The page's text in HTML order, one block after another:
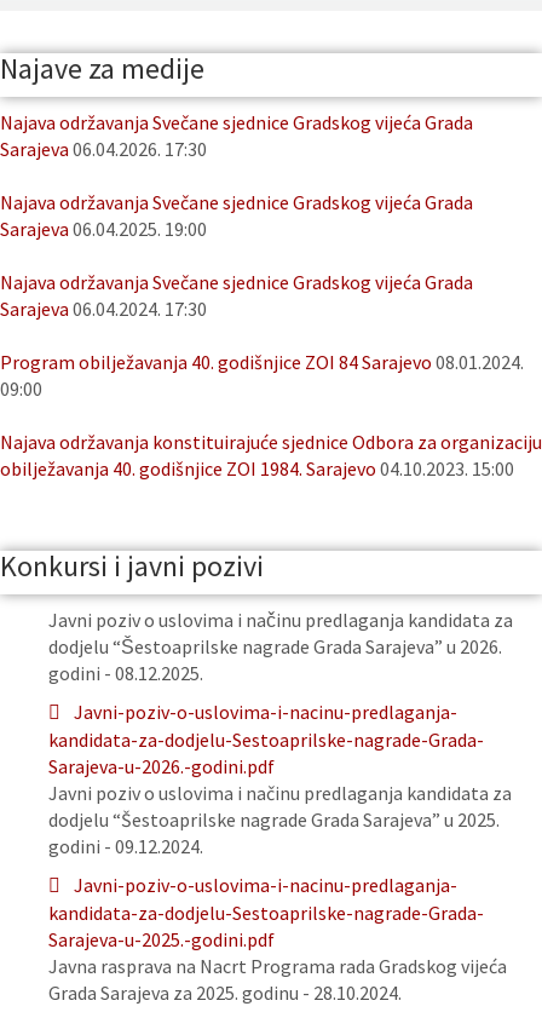
Najave za medije
Najava održavanja Svečane sjednice Gradskog vijeća Grada
Sarajeva 06.04.2026. 17:30
Najava održavanja Svečane sjednice Gradskog vijeća Grada
Sarajeva 06.04.2025. 19:00
Najava održavanja Svečane sjednice Gradskog vijeća Grada
Sarajeva 06.04.2024. 17:30
Program obilježavanja 40. godišnjice ZOI 84 Sarajevo 08.01.2024.
09:00
Najava održavanja konstituirajuće sjednice Odbora za organizaciju
obilježavanja 40. godišnjice ZOI 1984. Sarajevo 04.10.2023. 15:00
Konkursi i javni pozivi
Javni poziv o uslovima i načinu predlaganja kandidata za
dodjelu “Šestoaprilske nagrade Grada Sarajeva” u 2026.
godini - 08.12.2025.
Javni-poziv-o-uslovima-i-nacinu-predlaganja-
kandidata-za-dodjelu-Sestoaprilske-nagrade-Grada-
Sarajeva-u-2026.-godini.pdf
Javni poziv o uslovima i načinu predlaganja kandidata za
dodjelu “Šestoaprilske nagrade Grada Sarajeva” u 2025.
godini - 09.12.2024.
Javni-poziv-o-uslovima-i-nacinu-predlaganja-
kandidata-za-dodjelu-Sestoaprilske-nagrade-Grada-
Sarajeva-u-2025.-godini.pdf
Javna rasprava na Nacrt Programa rada Gradskog vijeća
Grada Sarajeva za 2025. godinu - 28.10.2024.